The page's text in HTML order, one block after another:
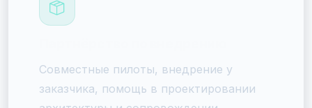
Совместные пилоты, внедрение у
заказчика, помощь в проектировании